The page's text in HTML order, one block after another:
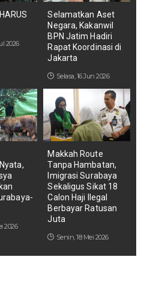
2026
Selamatkan Aset
Negara, Kakanwil
BPN Jatim Hadiri
Rapat Koordinasi di
Jakarta
Selasa, 16 Jun 2026
2026
Makkah Route
Tanpa Hambatan,
Imigrasi Surabaya
Sekaligus Sikat 18
Calon Haji Ilegal
Berbayar Ratusan
Juta
Senin, 18 Mei 2026